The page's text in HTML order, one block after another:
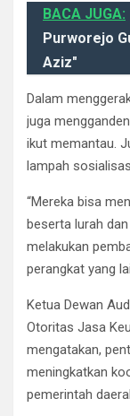
BACA JUGA:
Purworejo
Aziz"
Dalam
juga
ikut memantau.
lampah
“Mereka bisa
beserta lurah
melakukan
perangkat yang
Ketua Dewan
Otoritas Jasa
mengatakan,
meningkatkan
pemerintah